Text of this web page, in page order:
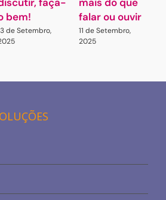
bem!
de Setembro,
falar ou ouvir
11 de Setembro,
2025